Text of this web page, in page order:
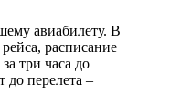
авиабилету. В
расписание
три часа до
до перелета –